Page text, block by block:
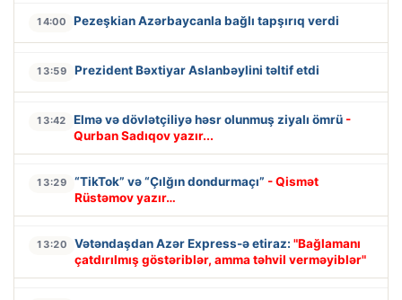
14:00 Pezeşkian Azərbaycanla bağlı tapşırıq verdi
13:59 Prezident Bəxtiyar Aslanbəylini təltif etdi
13:42 Elmə və dövlətçiliyə həsr olunmuş ziyalı ömrü -
Qurban Sadıqov yazır...
13:29 “TikTok” və “Çılğın dondurmaçı” - Qismət
Rüstəmov yazır…
13:20 Vətəndaşdan Azər Express-ə etiraz: "Bağlamanı
çatdırılmış göstəriblər, amma təhvil verməyiblər"